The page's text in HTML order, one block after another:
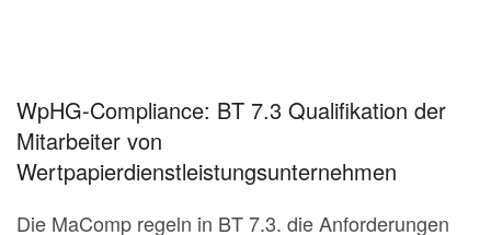
WpHG-Compliance: BT 7.3 Qualifikation der
Mitarbeiter von
Wertpapierdienstleistungsunternehmen
Die MaComp regeln in BT 7.3. die Anforderungen